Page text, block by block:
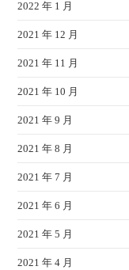
2022 年 1 月
2021 年 12 月
2021 年 11 月
2021 年 10 月
2021 年 9 月
2021 年 8 月
2021 年 7 月
2021 年 6 月
2021 年 5 月
2021 年 4 月